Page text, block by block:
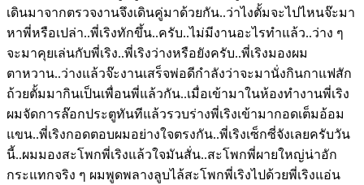
เดินมาจากตรวจงานจึงเดินคู่มาด้วยกัน..ว่าไงตั้มจะไปไหนจ๊ะมา
หาพี่หรือเปล่า..พี่เริงทักขึ้น..ครับ..ไม่มีงานอะไรทำแล้ว..ว่าง ๆ
จะมาคุยเล่นกับพี่เริง..พี่เริงว่างหรือยังครับ..พี่เริงมองผม
ตาหวาน..ว่างแล้วจ๊ะงานเสร็จพ่อดีกำลังว่าจะมานั่งกินกาแฟสัก
ถ้วยตั้มมากินเป็นเพื่อนพี่แล้วกัน..เมื่อเข้ามาในห้องทำงานพี่เริง
ผมจัดการล๊อกประตูทันทีแล้วรวบร่างพี่เริงเข้ามากอดเต็มอ้อม
แขน..พี่เริงกอดตอบผมอย่างใจตรงกัน..พี่เริงเซ็กซี่จังเลยครับวัน
นี้..ผมมองสะโพกพี่เริงแล้วใจมันสั่น..สะโพกพี่ผายใหญ่น่าอัก
กระแทกจริง ๆ ผมพูดพลางลูบไล้สะโพกพี่เริงไปด้วยพี่เริงแอ่น